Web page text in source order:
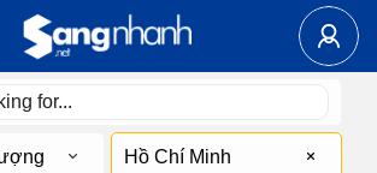
Hồ Chí Minh